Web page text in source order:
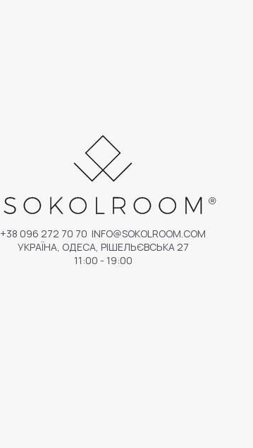
+38 096 272 70 70 INFO@SOKOLROOM.COM
УКРАЇНА, ОДЕСА, РІШЕЛЬЄВСЬКА 27
11:00 - 19:00